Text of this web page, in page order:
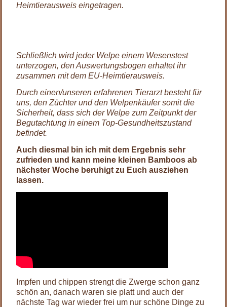
Heimtierausweis eingetragen.
Schließlich wird jeder Welpe einem Wesenstest
unterzogen, den Auswertungsbogen erhaltet ihr
zusammen mit dem EU-Heimtierausweis.
Durch einen/unseren erfahrenen Tierarzt besteht für
uns, den Züchter und den Welpenkäufer somit die
Sicherheit, dass sich der Welpe zum Zeitpunkt der
Begutachtung in einem Top-Gesundheitszustand
befindet.
Auch diesmal bin ich mit dem Ergebnis sehr
zufrieden und kann meine kleinen Bamboos ab
nächster Woche beruhigt zu Euch ausziehen
lassen.
Impfen und chippen strengt die Zwerge schon ganz
schön an, danach waren sie platt und auch der
nächste Tag war wieder frei um nur schöne Dinge zu